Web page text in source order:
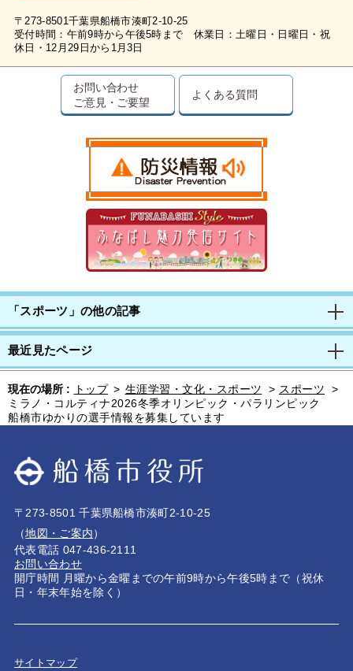
〒273-8501千葉県船橋市湊町2-10-25
受付時間：午前9時から午後5時まで 休業日：土曜日・日曜日・祝
休日・12月29日から1月3日
お問い合わせ
ご意見・ご要望
よくある質問
「スポーツ」の他の記事
最近見たページ
現在の場所 : トップ > 生涯学習・文化・スポーツ > スポーツ
>
ミラノ・コルティナ2026冬季オリンピック・パラリンピック
船橋市ゆかりの選手情報を募集しています
〒273-8501 千葉県船橋市湊町2-10-25
（地図・ご案内）
代表電話 047-436-2111
お問い合わせ
開庁時間 月曜から金曜までの午前9時から午後5時まで（祝休
日・年末年始を除く）
サイトマップ